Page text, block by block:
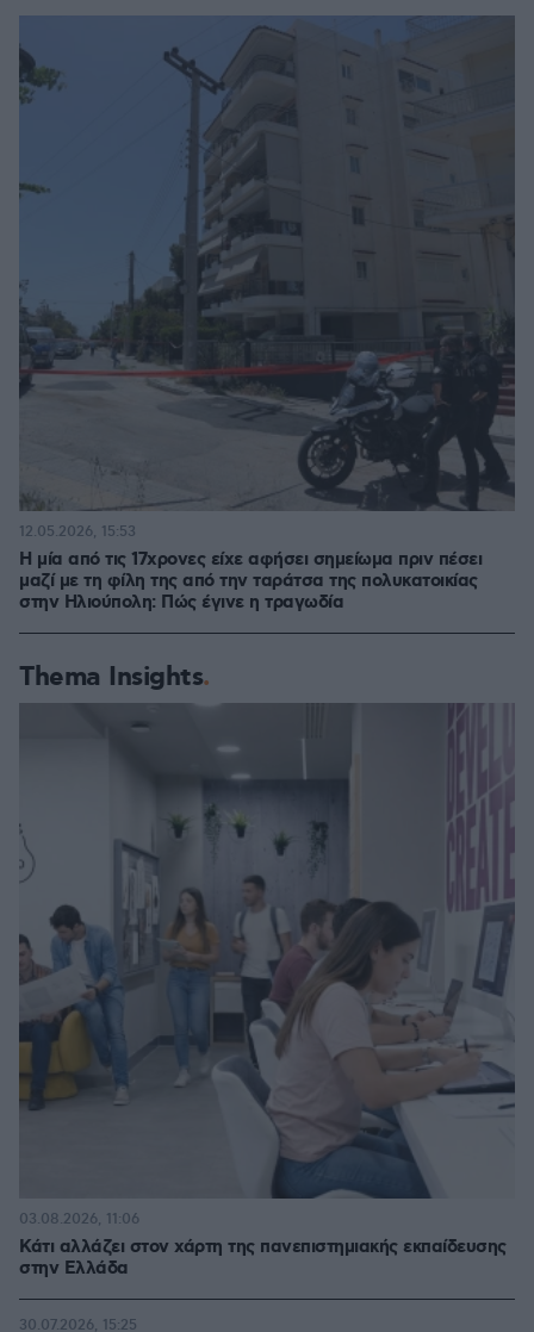
Η μία από τις 17χρονες είχε αφήσει σημείωμα πριν πέσει
μαζί με τη φίλη της από την ταράτσα της πολυκατοικίας
στην Ηλιούπολη: Πώς έγινε η τραγωδία
12.05.2026, 15:53
Thema Insights
Κάτι αλλάζει στον χάρτη της πανεπιστημιακής εκπαίδευσης
στην Ελλάδα
03.08.2026, 11:06
30.07.2026, 15:25